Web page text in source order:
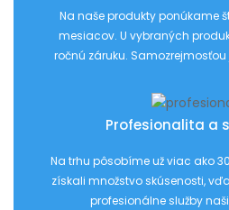
Na naše produkty ponúkame
mesiacov. U vybraných
ročnú záruku.
Profesionalita a
Na trhu pôsobíme už viac ako
získali množstvo skúsenosti,
profesionálne služby